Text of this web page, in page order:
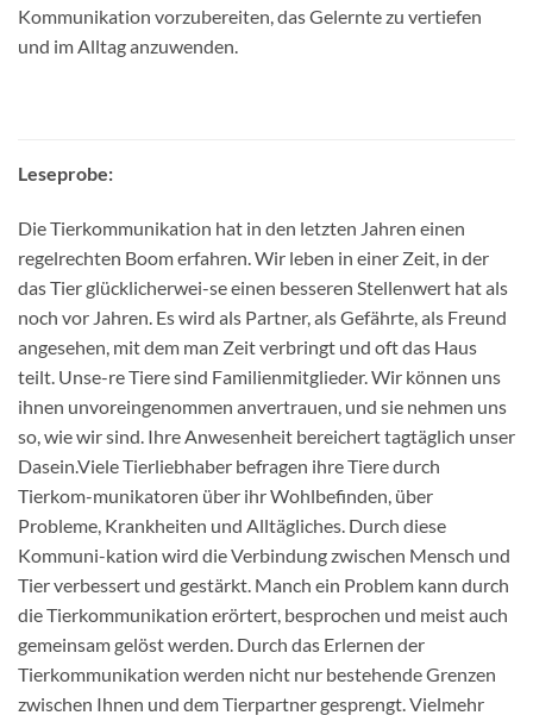
Kommunikation vorzubereiten, das Gelernte zu vertiefen
und im Alltag anzuwenden.
Leseprobe:
Die Tierkommunikation hat in den letzten Jahren einen
regelrechten Boom erfahren. Wir leben in einer Zeit, in der
das Tier glücklicherwei-se einen besseren Stellenwert hat als
noch vor Jahren. Es wird als Partner, als Gefährte, als Freund
angesehen, mit dem man Zeit verbringt und oft das Haus
teilt. Unse-re Tiere sind Familienmitglieder. Wir können uns
ihnen unvoreingenommen anvertrauen, und sie nehmen uns
so, wie wir sind. Ihre Anwesenheit bereichert tagtäglich unser
Dasein.Viele Tierliebhaber befragen ihre Tiere durch
Tierkom-munikatoren über ihr Wohlbefinden, über
Probleme, Krankheiten und Alltägliches. Durch diese
Kommuni-kation wird die Verbindung zwischen Mensch und
Tier verbessert und gestärkt. Manch ein Problem kann durch
die Tierkommunikation erörtert, besprochen und meist auch
gemeinsam gelöst werden. Durch das Erlernen der
Tierkommunikation werden nicht nur bestehende Grenzen
zwischen Ihnen und dem Tierpartner gesprengt. Vielmehr